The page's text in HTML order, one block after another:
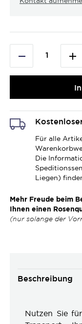
Für alle
Die
Liegen)
Mehr Freude beim
Ihnen einen
(nur solange der
Beschreibung
Nutzen Sie